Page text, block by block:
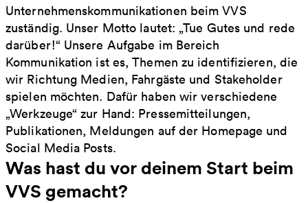
Unternehmenskommunikationen beim VVS
zuständig. Unser Motto lautet: „Tue Gutes und rede
darüber!“ Unsere Aufgabe im Bereich
Kommunikation ist es, Themen zu identifizieren, die
wir Richtung Medien, Fahrgäste und Stakeholder
spielen möchten. Dafür haben wir verschiedene
„Werkzeuge“ zur Hand: Pressemitteilungen,
Publikationen, Meldungen auf der Homepage und
Social Media Posts.
Was hast du vor deinem Start beim
VVS gemacht?